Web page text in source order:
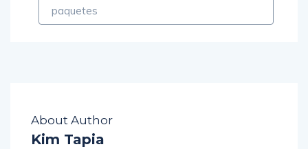
paquetes
About Author
Kim Tapia